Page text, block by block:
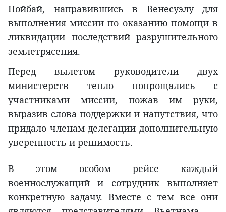
Нойбай, направившись в Венесуэлу для
выполнения миссии по оказанию помощи в
ликвидации последствий разрушительного
землетрясения.
Перед вылетом руководители двух
министерств тепло попрощались с
участниками миссии, пожав им руки,
выразив слова поддержки и напутствия, что
придало членам делегации дополнительную
уверенность и решимость.
В этом особом рейсе каждый
военнослужащий и сотрудник выполняет
конкретную задачу. Вместе с тем все они